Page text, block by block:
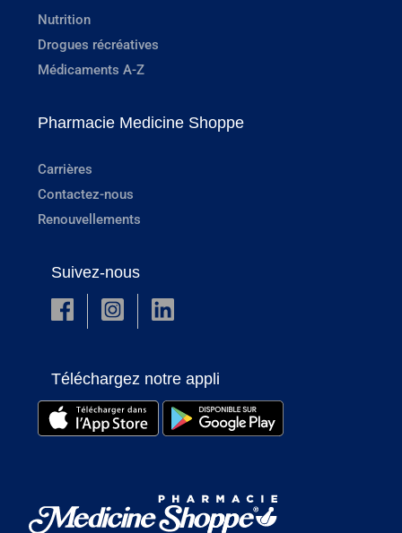
Nutrition
Drogues récréatives
Médicaments A-Z
Pharmacie Medicine Shoppe
Carrières
Contactez-nous
Renouvellements
Suivez-nous
Téléchargez notre appli